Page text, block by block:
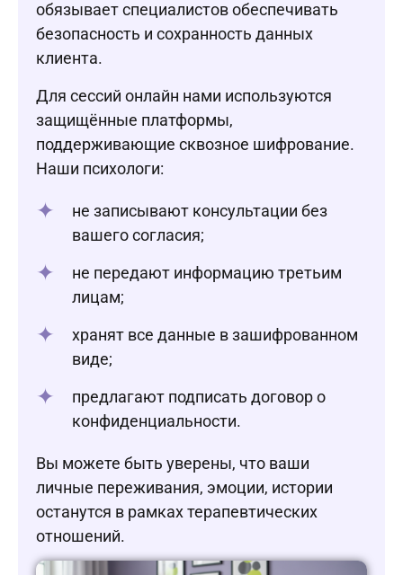
обязывает специалистов обеспечивать
безопасность и сохранность данных
клиента.
Для сессий онлайн нами используются
защищённые платформы,
поддерживающие сквозное шифрование.
Наши психологи:
не записывают консультации без
вашего согласия;
не передают информацию третьим
лицам;
хранят все данные в зашифрованном
виде;
предлагают подписать договор о
конфиденциальности.
Вы можете быть уверены, что ваши
личные переживания, эмоции, истории
останутся в рамках терапевтических
отношений.